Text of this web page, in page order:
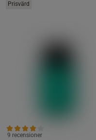
Prisvärd
9 recensioner